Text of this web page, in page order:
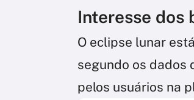
Interesse dos
O eclipse lunar
segundo os dados
pelos usuários na